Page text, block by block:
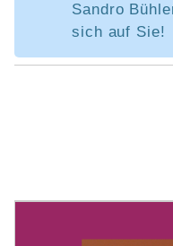
Sandro
sich auf Sie!